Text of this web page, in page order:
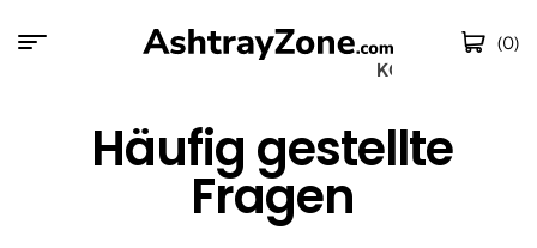
(0)
Häufig gestellte
Fragen